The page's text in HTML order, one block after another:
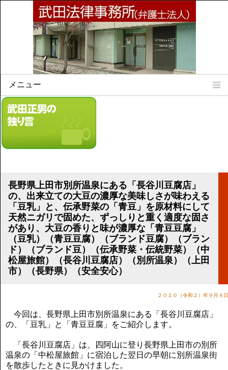
メニュー
Home
所属弁護士
法律相談案内
リンク集
顧問契約について
講演のご案内
気をつけたい法律のポイント
武田正男の独り言
長野県上田市別所温泉にある「長谷川豆腐店」
の、出来立ての大豆の濃厚な美味しさが味わえる
「豆乳」と、伝承野菜の「青豆」を原材料にして
天然ニガリで固めた、ずっしりと重く適度な固さ
があり、大豆の香りと味が濃厚な「青豆豆腐」
（豆乳）（青豆豆腐）（ブランド豆腐）（ブラン
ド）（ブランド豆）（伝承野菜・伝統野菜）（中
松屋旅館）（長谷川豆腐店）（別所温泉）（上田
市）（長野県）（安全安心）
２０２０（令和２）年９月４日
今回は、長野県上田市別所温泉にある「長谷川豆腐店」
の、「豆乳」と「青豆豆腐」をご紹介します。
「長谷川豆腐店」は、四阿山に登り長野県上田市の別所
温泉の「中松屋旅館」に宿泊した翌日の早朝に別所温泉街
を散歩したときに見かけました。